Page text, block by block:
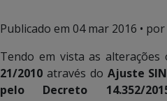
Publicado em 04 mar 2016 •
Tendo em vista as
21/2010 através do Ajuste
pelo Decreto 14.352/